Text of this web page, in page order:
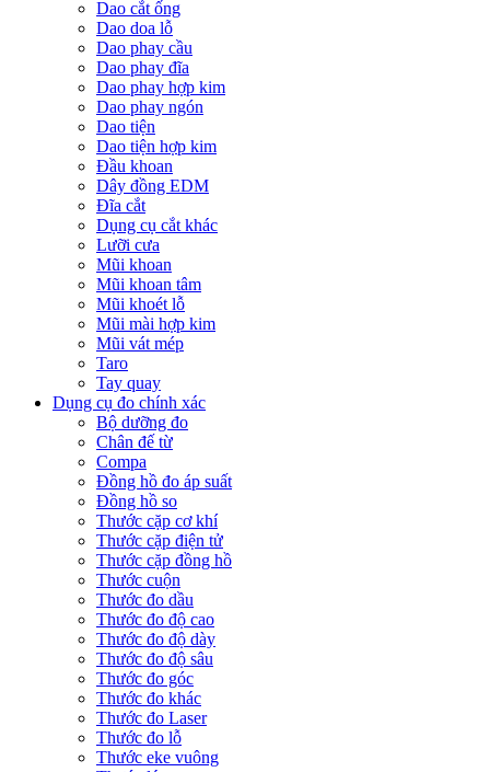
Dao cắt ống
Dao doa lỗ
Dao phay cầu
Dao phay đĩa
Dao phay hợp kim
Dao phay ngón
Dao tiện
Dao tiện hợp kim
Đầu khoan
Dây đồng EDM
Đĩa cắt
Dụng cụ cắt khác
Lưỡi cưa
Mũi khoan
Mũi khoan tâm
Mũi khoét lỗ
Mũi mài hợp kim
Mũi vát mép
Taro
Tay quay
Dụng cụ đo chính xác
Bộ dưỡng đo
Chân đế từ
Compa
Đồng hồ đo áp suất
Đồng hồ so
Thước cặp cơ khí
Thước cặp điện tử
Thước cặp đồng hồ
Thước cuộn
Thước đo dầu
Thước đo độ cao
Thước đo độ dày
Thước đo độ sâu
Thước đo góc
Thước đo khác
Thước đo Laser
Thước đo lỗ
Thước eke vuông